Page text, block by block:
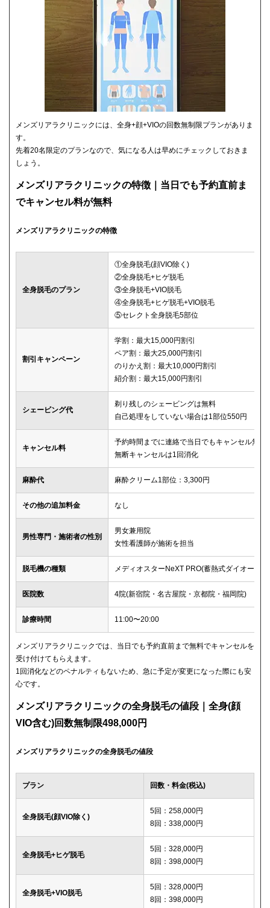
メンズリアラクリニックには、全身+顔+VIOの回数無制限プランがありま
す。
先着20名限定のプランなので、気になる人は早めにチェックしておきま
しょう。
メンズリアラクリニックの特徴｜当日でも予約直前ま
でキャンセル料が無料
メンズリアラクリニックの特徴
全身脱毛のプラン
①全身脱毛(顔VIO除く)
②全身脱毛+ヒゲ脱毛
③全身脱毛+VIO脱毛
④全身脱毛+ヒゲ脱毛+VIO脱毛
⑤セレクト全身脱毛5部位
割引キャンペーン
学割：最大15,000円割引
ペア割：最大25,000円割引
のりかえ割：最大10,000円割引
紹介割：最大15,000円割引
シェービング代
剃り残しのシェービングは無料
自己処理をしていない場合は1部位550円
キャンセル料
予約時間までに連絡で当日でもキャンセル無料
無断キャンセルは1回消化
麻酔代 麻酔クリーム1部位：3,300円
その他の追加料金 なし
男性専門・施術者の性別
男女兼用院
女性看護師が施術を担当
脱毛機の種類 メディオスターNeXT PRO(蓄熱式ダイオード)
医院数 4院(新宿院・名古屋院・京都院・福岡院)
診療時間 11:00〜20:00
メンズリアラクリニックでは、当日でも予約直前まで無料でキャンセルを
受け付けてもらえます。
1回消化などのペナルティもないため、急に予定が変更になった際にも安
心です。
メンズリアラクリニックの全身脱毛の値段｜全身(顔
VIO含む)回数無制限498,000円
メンズリアラクリニックの全身脱毛の値段
プラン 回数・料金(税込)
全身脱毛(顔VIO除く)
5回：258,000円
8回：338,000円
全身脱毛+ヒゲ脱毛
5回：328,000円
8回：398,000円
全身脱毛+VIO脱毛
5回：328,000円
8回：398,000円